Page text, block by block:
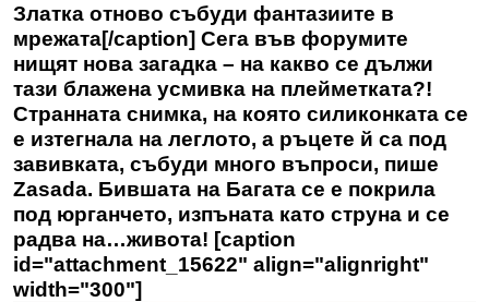
Златка отново събуди фантазиите в
мрежата[/caption] Сега във форумите
нищят нова загадка – на какво се дължи
тази блажена усмивка на плейметката?!
Странната снимка, на която силиконката се
е изтегнала на леглото, а ръцете й са под
завивката, събуди много въпроси, пише
Zasada. Бившата на Багата се е покрила
под юрганчето, изпъната като струна и се
радва на…живота! [caption
id="attachment_15622" align="alignright"
width="300"]